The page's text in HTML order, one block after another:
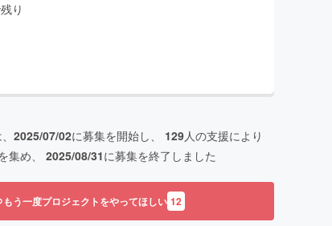
り
2025/07/02に募集を開始し、 129人の支援により
集め、 2025/08/31に募集を終了しました
もう一度プロジェクトをやってほしい 12